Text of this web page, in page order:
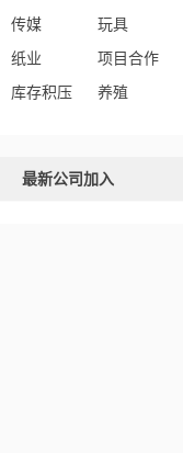
传媒
玩具
纸业
项目合作
库存积压
养殖
最新公司加入